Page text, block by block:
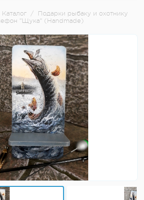
Каталог /
Подарки рыбаку и охотнику
"Щука" (Handmade)